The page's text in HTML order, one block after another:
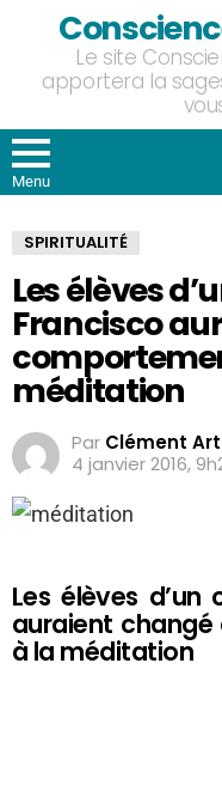
Le site
apportera la
Menu
SPIRITUALITÉ
Les élèves
Francisco
méditation
Par Clément
4 janvier 2016,
Les élèves d’un
auraient
à la méditation